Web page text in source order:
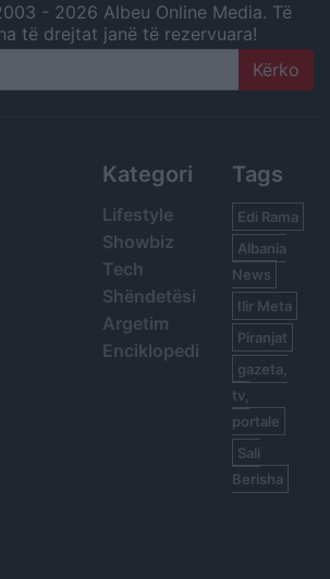
- 2026 Albeu Online Media. Të
të drejtat janë të rezervuara!
Kategori
Lifestyle
Showbiz
Tech
Shëndetësi
Argetim
Enciklopedi
Tags
Edi Rama
Albania
News
Ilir Meta
Piranjat
gazeta,
tv,
portale
Sali
Berisha